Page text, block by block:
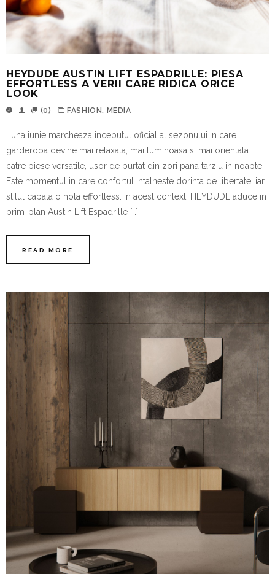
HEYDUDE AUSTIN LIFT ESPADRILLE: PIESA
EFFORTLESS A VERII CARE RIDICA ORICE
LOOK
(0) FASHION, MEDIA
Luna iunie marcheaza inceputul oficial al sezonului in care
garderoba devine mai relaxata, mai luminoasa si mai orientata
catre piese versatile, usor de purtat din zori pana tarziu in noapte.
Este momentul in care confortul intalneste dorinta de libertate, iar
stilul capata o nota effortless. In acest context, HEYDUDE aduce in
prim-plan Austin Lift Espadrille […]
READ MORE